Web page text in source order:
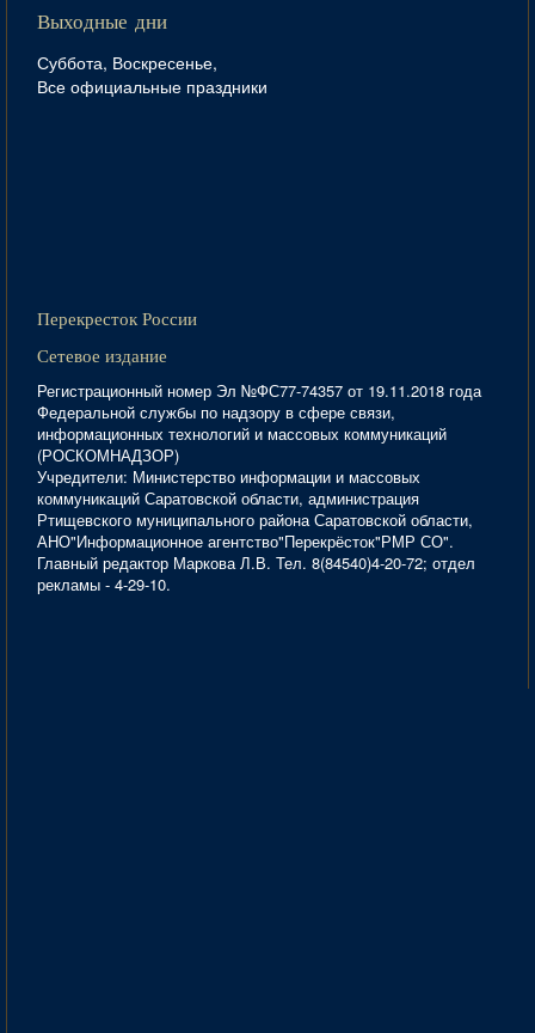
Выходные дни
Суббота, Воскресенье,
Все официальные праздники
Перекресток России
Сетевое издание
Регистрационный номер Эл №ФС77-74357 от 19.11.2018 года
Федеральной службы по надзору в сфере связи,
информационных технологий и массовых коммуникаций
(РОСКОМНАДЗОР)
Учредители: Министерство информации и массовых
коммуникаций Саратовской области, администрация
Ртищевского муниципального района Саратовской области,
АНО"Информационное агентство"Перекрёсток"РМР СО".
Главный редактор Маркова Л.В. Тел. 8(84540)4-20-72; отдел
рекламы - 4-29-10.